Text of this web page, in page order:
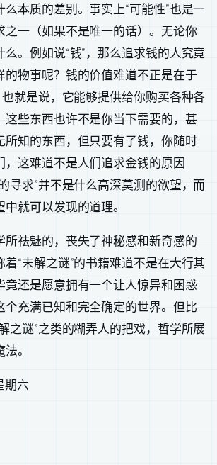
本质的差别。事实上“可能性”也是一
之一（如果不是唯一的话）。无论你
。例如说“钱”，那么追求钱的人究竟
的物事呢？钱的价值难道不正是在于
也就是说，它能够提供给你购买各种各
这些东西也许不是你当下需要的，甚
所知的东西，但只要有了钱，你随时
，这难道不是人们追求金钱的原因
寻求”并不是什么高深莫测的欲望，而
就可以发现的道理。
所祛魅的，丧失了神秘感和新奇感的
“未解之谜”的书籍难道不是在大行其
竟还是愿意拥有一个让人惊异和困惑
个充满已知和完全确定的世界。但比
之谜”之类的糊弄人的把戏，哲学所展
。
期六